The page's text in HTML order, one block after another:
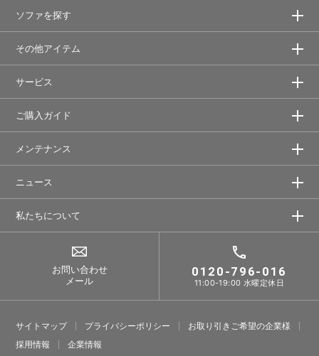
ソファを探す
その他アイテム
サービス
ご購入ガイド
メンテナンス
ニュース
私たちについて
お問い合わせ
メール
0120-796-016
11:00-19:00 水曜定休日
サイトマップ プライバシーポリシー
お取り引きご希望の企業様
採⽤情報
企業情報